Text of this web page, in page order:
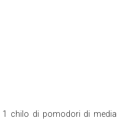
1 chilo di pomodori di media